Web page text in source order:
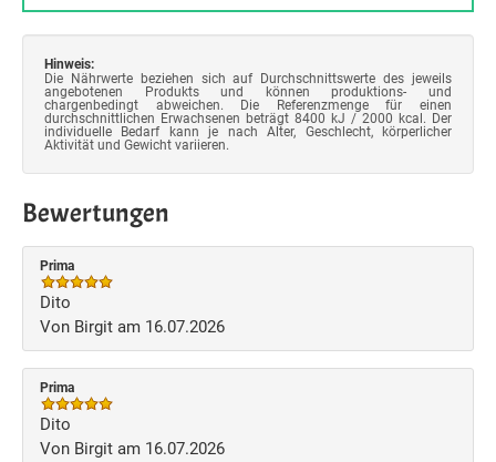
Hinweis:
Die Nährwerte beziehen sich auf Durchschnittswerte des jeweils
angebotenen Produkts und können produktions- und
chargenbedingt abweichen. Die Referenzmenge für einen
durchschnittlichen Erwachsenen beträgt 8400 kJ / 2000 kcal. Der
individuelle Bedarf kann je nach Alter, Geschlecht, körperlicher
Aktivität und Gewicht variieren.
Bewertungen
Prima
Dito
Von Birgit am 16.07.2026
Prima
Dito
Von Birgit am 16.07.2026